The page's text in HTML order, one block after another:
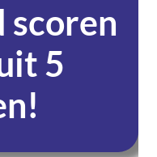
scoren
5